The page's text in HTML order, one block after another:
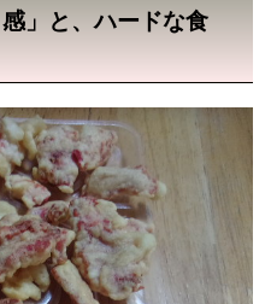
」と、ハードな食